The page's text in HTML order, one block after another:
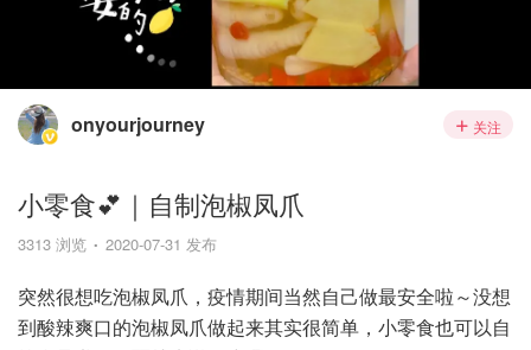
onyourjourney 关注
小零食💕｜自制泡椒凤爪
3313 浏览 2020-07-31 发布
突然很想吃泡椒凤爪，疫情期间当然自己做最安全啦～没想
到酸辣爽口的泡椒凤爪做起来其实很简单，小零食也可以自